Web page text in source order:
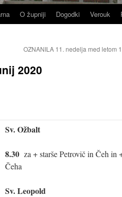
O župniji Dogodki Verouk
OZNANILA 11. nedelja med letom
2020
Sv. Ožbalt
8.30 za + starše Petrovič in Čeh in
Čeha
Sv. Leopold